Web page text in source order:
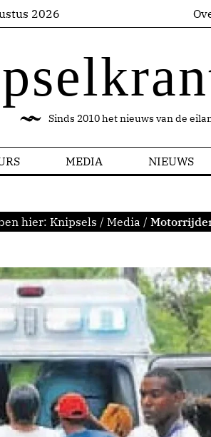
2026
Sinds 2010 het nieuws van de
MEDIA NIEUWS
hier: Knipsels / Media /